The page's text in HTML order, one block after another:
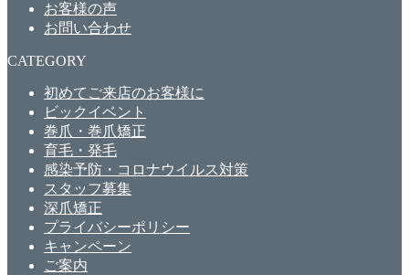
お客様の声
お問い合わせ
CATEGORY
初めてご来店のお客様に
ビックイベント
巻爪・巻爪矯正
育毛・発毛
感染予防・コロナウイルス対策
スタッフ募集
深爪矯正
プライバシーポリシー
キャンペーン
ご案内